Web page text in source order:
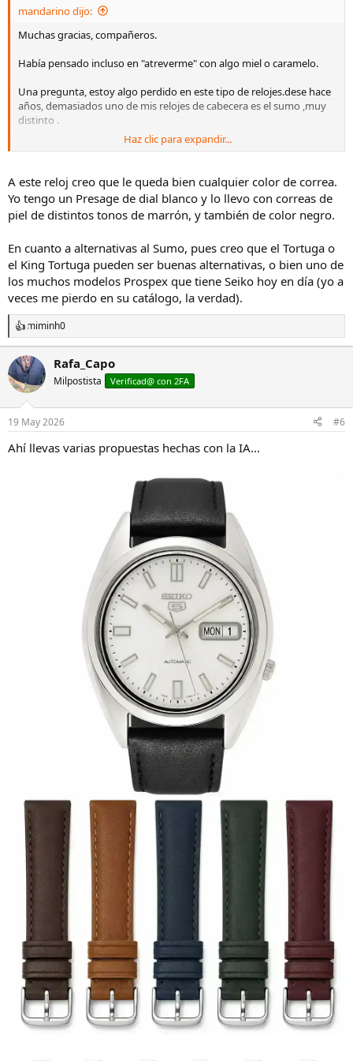
mandarino dijo:
Muchas gracias, compañeros.
Había pensado incluso en "atreverme" con algo miel o caramelo.
Una pregunta, estoy algo perdido en este tipo de relojes.dese hace
años, demasiados uno de mis relojes de cabecera es el sumo ,muy
distinto .
Pensáis razonables alternativas a éste ?
Haz clic para expandir...
A este reloj creo que le queda bien cualquier color de correa.
Yo tengo un Presage de dial blanco y lo llevo con correas de
piel de distintos tonos de marrón, y también de color negro.
En cuanto a alternativas al Sumo, pues creo que el Tortuga o
el King Tortuga pueden ser buenas alternativas, o bien uno de
los muchos modelos Prospex que tiene Seiko hoy en día (yo a
veces me pierdo en su catálogo, la verdad).
R
e
a
c
c
o
n
e
s
miminh0
Rafa_Capo
Milpostista Verificad@ con 2FA
19 May 2026 #6
Ahí llevas varias propuestas hechas con la IA...